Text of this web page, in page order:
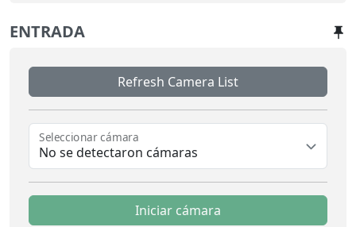
ENTRADA
Refresh Camera List
No se detectaron cámaras
Seleccionar cámara
Iniciar cámara